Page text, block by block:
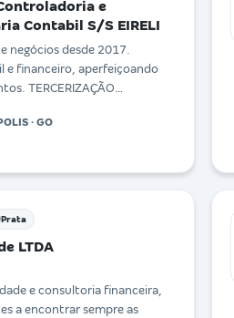
e
Contabil S/S EIRELI
negócios desde 2017.
e financeiro, aperfeiçoando
· GO
Prata
LTDA
e consultoria financeira,
a encontrar sempre as